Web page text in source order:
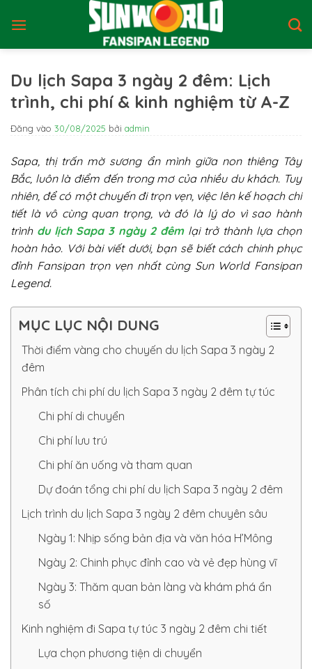
qua
Du lịch Sapa 3 ngày 2 đêm: Lịch
trình, chi phí & kinh nghiệm từ A-Z
Đăng vào 30/08/2025 bởi admin
Sapa, thị trấn mờ sương ẩn mình giữa non thiêng Tây
Bắc, luôn là điểm đến trong mơ của nhiều du khách. Tuy
nhiên, để có một chuyến đi trọn vẹn, việc lên kế hoạch chi
tiết là vô cùng quan trọng, và đó là lý do vì sao hành
trình du lịch Sapa 3 ngày 2 đêmlại trở thành lựa chọn
hoàn hảo. Với bài viết dưới, bạn sẽ biết cách chinh phục
đỉnh Fansipan trọn vẹn nhất cùng Sun World Fansipan
Legend.
MỤC LỤC NỘI DUNG
Thời điểm vàng cho chuyến du lịch Sapa 3 ngày 2
đêm
Phân tích chi phí du lịch Sapa 3 ngày 2 đêm tự túc
Chi phí di chuyển
Chi phí lưu trú
Chi phí ăn uống và tham quan
Dự đoán tổng chi phí du lịch Sapa 3 ngày 2 đêm
Lịch trình du lịch Sapa 3 ngày 2 đêm chuyên sâu
Ngày 1: Nhịp sống bản địa và văn hóa H’Mông
Ngày 2: Chinh phục đỉnh cao và vẻ đẹp hùng vĩ
Ngày 3: Thăm quan bản làng và khám phá ẩn
số
Kinh nghiệm đi Sapa tự túc 3 ngày 2 đêm chi tiết
Lựa chọn phương tiện di chuyển